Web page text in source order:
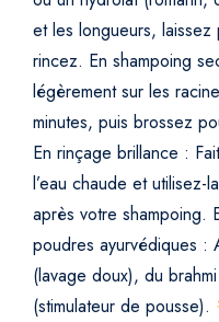
et les longueurs,
rincez. En shampoing
légèrement sur les
minutes, puis brossez
En rinçage brillance :
l’eau chaude et
après votre shampoing.
poudres ayurvédiques :
(lavage doux), du
(stimulateur de pousse).